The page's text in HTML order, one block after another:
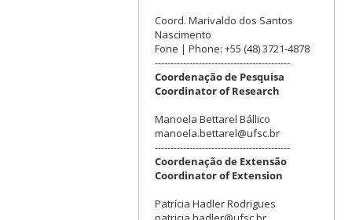
Coord. Marivaldo dos Santos
Nascimento
Fone | Phone: +55 (48) 3721-4878
-------------------------------------------
Coordenação de Pesquisa
Coordinator of Research
Manoela Bettarel Bállico
manoela.bettarel@ufsc.br
-------------------------------------------
Coordenação de Extensão
Coordinator of Extension
Patrícia Hadler Rodrigues